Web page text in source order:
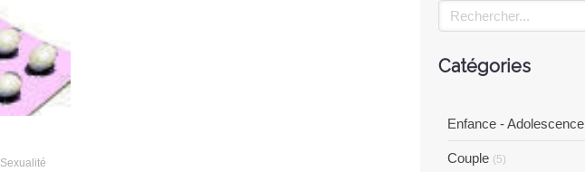
Sexualité
Rechercher
Catégories
Enfance - Adolescence
Couple (5)